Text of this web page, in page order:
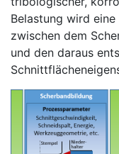
Belastung wird
zwischen dem
und den daraus